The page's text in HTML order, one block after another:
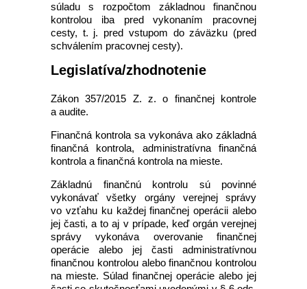
súladu s rozpočtom základnou finančnou
kontrolou iba pred vykonaním pracovnej
cesty, t. j. pred vstupom do záväzku (pred
schválením pracovnej cesty).
Legislatíva/zhodnotenie
Zákon 357/2015 Z. z. o finančnej kontrole
a audite.
Finančná kontrola sa vykonáva ako základná
finančná kontrola, administratívna finančná
kontrola a finančná kontrola na mieste.
Základnú finančnú kontrolu sú povinné
vykonávať všetky orgány verejnej správy
vo vzťahu ku každej finančnej operácii alebo
jej časti, a to aj v prípade, keď orgán verejnej
správy vykonáva overovanie finančnej
operácie alebo jej časti administratívnou
finančnou kontrolou alebo finančnou kontrolou
na mieste. Súlad finančnej operácie alebo jej